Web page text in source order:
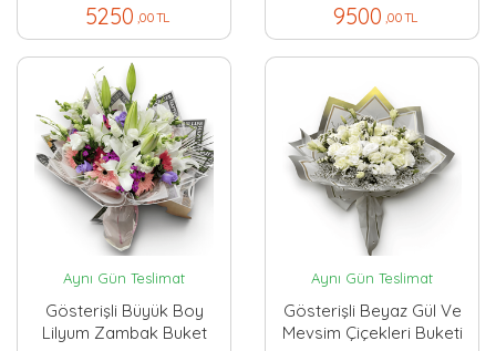
5250 ,00 TL 9500 ,00 TL
Aynı Gün Teslimat
Gösterişli Büyük Boy
Lilyum Zambak Buket
Aynı Gün Teslimat
Gösterişli Beyaz Gül Ve
Mevsim Çiçekleri Buketi